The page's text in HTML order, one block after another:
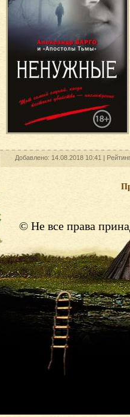
Добавлено: 14.08.2018 10:41 |
© Не все права